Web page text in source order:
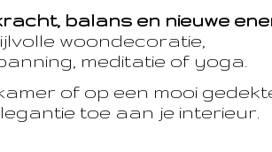
balans en nieuwe
woondecoratie,
meditatie of yoga.
of op een mooi
toe aan je interieur.